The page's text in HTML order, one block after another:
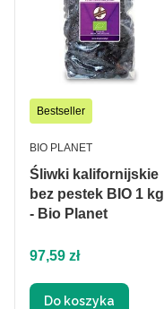
Bestseller
Śliwki kalifornijskie
bez pestek BIO 1 kg
- Bio Planet
PRODUCENT
BIO PLANET
Cena
97,59 zł
Do koszyka